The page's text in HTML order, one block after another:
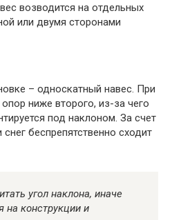
возводится на отдельных
или двумя сторонами
– односкатный навес. При
ниже второго, из-за чего
под наклоном. За счет
беспрепятственно сходит
угол наклона, иначе
на конструкции и